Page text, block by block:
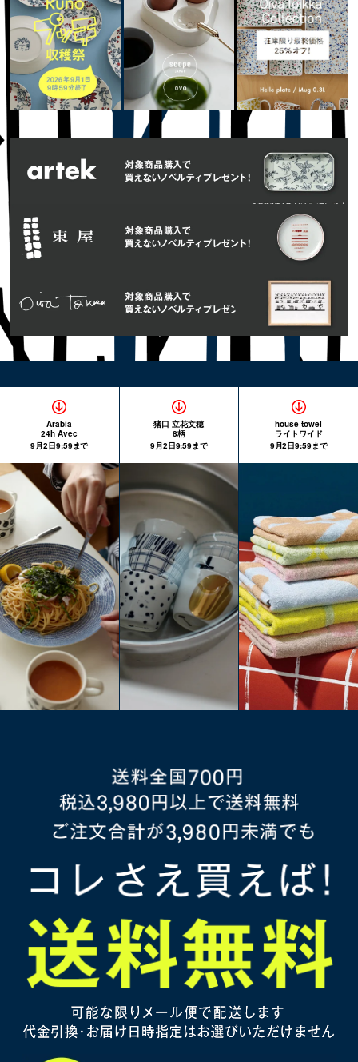
Arabia
24h Avec
9月2日9:59まで
猪口 立花文穂
8柄
9月2日9:59まで
house towel
ライトワイド
9月2日9:59まで